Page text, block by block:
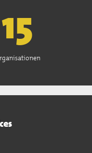
15